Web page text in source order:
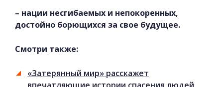
– нации несгибаемых и непокоренных,
достойно борющихся за свое будущее.
Смотри также:
«Затерянный мир» расскажет